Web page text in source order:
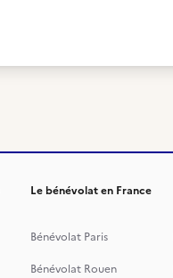
Le bénévolat en France
Bénévolat Paris
Bénévolat Rouen